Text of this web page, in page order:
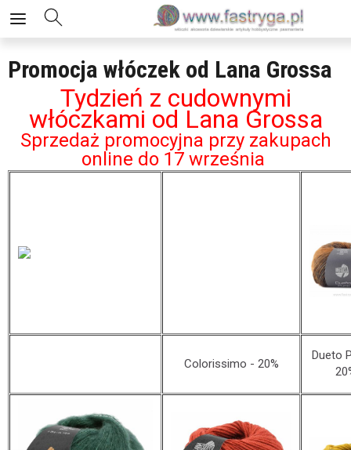
Promocja włóczek od Lana Grossa
Tydzień z cudownymi
włóczkami od Lana Grossa
Sprzedaż promocyjna przy zakupach
online do 17 września
Colorissimo - 20%
Dueto